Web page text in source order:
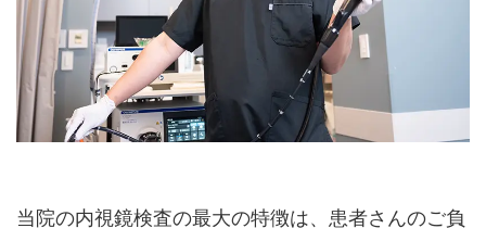
当院の内視鏡検査の最大の特徴は、患者さんのご負